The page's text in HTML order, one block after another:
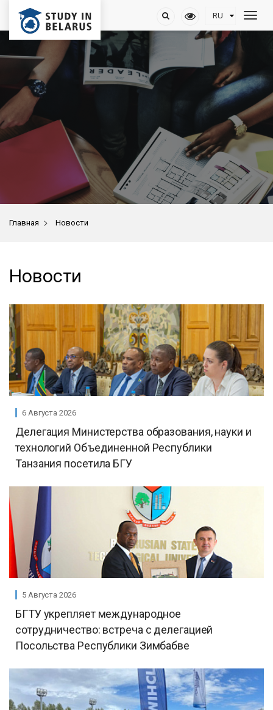
Главная > Новости
Новости
6 Августа 2026
Делегация Министерства образования, науки и
технологий Объединенной Республики
Танзания посетила БГУ
5 Августа 2026
БГТУ укрепляет международное
сотрудничество: встреча с делегацией
Посольства Республики Зимбабве